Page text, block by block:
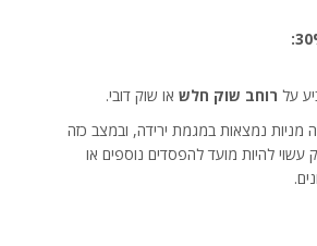
על רוחב שוק חלש או שוק דובי.
מניות נמצאות במגמת ירידה, ובמצב כזה
עשוי להיות מועד להפסדים נוספים או